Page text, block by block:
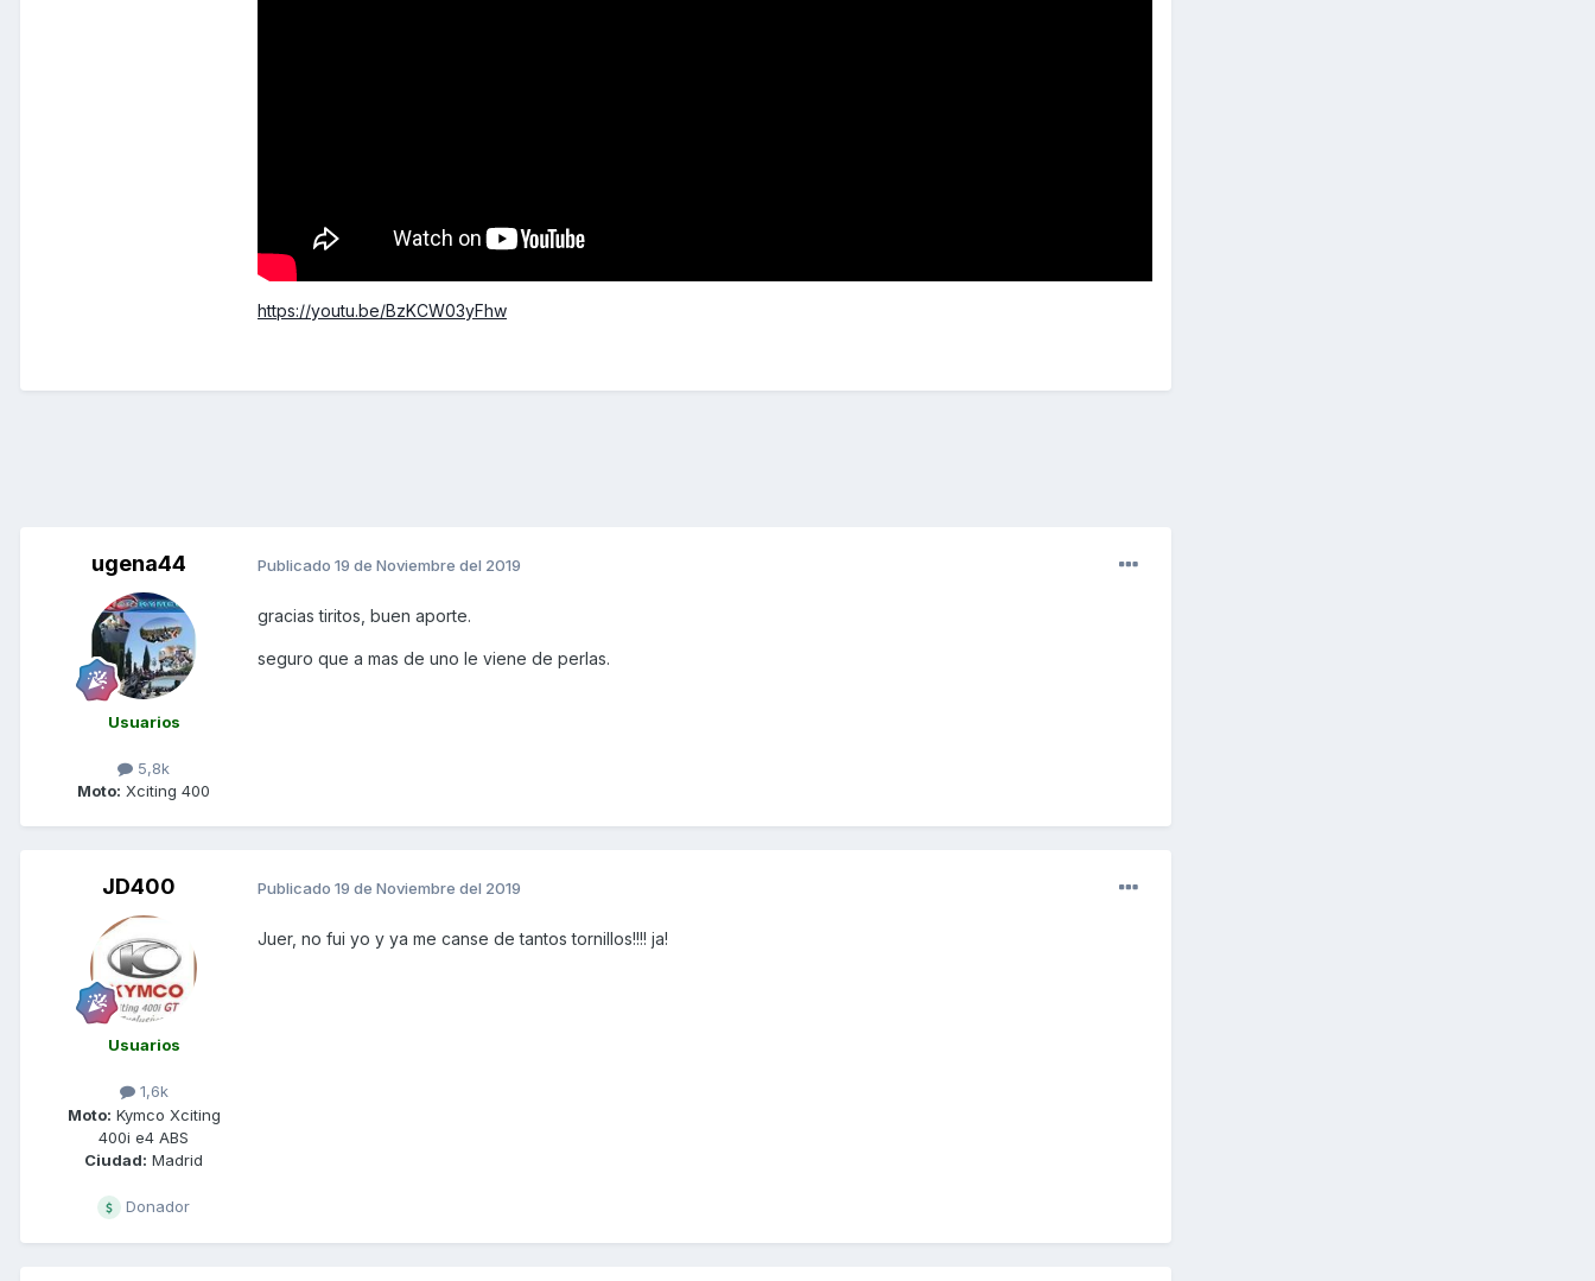
https://youtu.be/BzKCW03yFhw
ugena44
Usuarios
5,8k
Moto: Xciting 400
Publicado 19 de Noviembre del 2019
gracias tiritos, buen aporte.
seguro que a mas de uno le viene de perlas.
JD400
Usuarios
1,6k
Moto: Kymco Xciting
400i e4 ABS
Ciudad: Madrid
Donador
Publicado 19 de Noviembre del 2019
Juer, no fui yo y ya me canse de tantos tornillos!!!! ja!